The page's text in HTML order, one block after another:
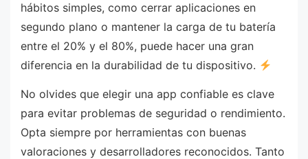
hábitos simples, como cerrar aplicaciones en
segundo plano o mantener la carga de tu batería
entre el 20% y el 80%, puede hacer una gran
diferencia en la durabilidad de tu dispositivo.
No olvides que elegir una app confiable es clave
para evitar problemas de seguridad o rendimiento.
Opta siempre por herramientas con buenas
valoraciones y desarrolladores reconocidos. Tanto